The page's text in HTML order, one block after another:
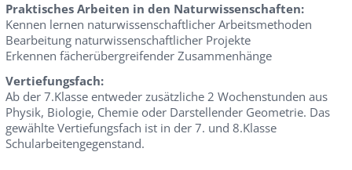
Praktisches Arbeiten in den Naturwissenschaften:
Kennen lernen naturwissenschaftlicher Arbeitsmethoden
Bearbeitung naturwissenschaftlicher Projekte
Erkennen fächerübergreifender Zusammenhänge
Vertiefungsfach:
Ab der 7.Klasse entweder zusätzliche 2 Wochenstunden aus
Physik, Biologie, Chemie oder Darstellender Geometrie. Das
gewählte Vertiefungsfach ist in der 7. und 8.Klasse
Schularbeitengegenstand.